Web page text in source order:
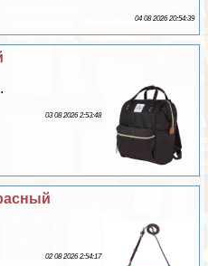
04 08 2026 20:54:39
03 08 2026 2:53:48
02 08 2026 2:54:17